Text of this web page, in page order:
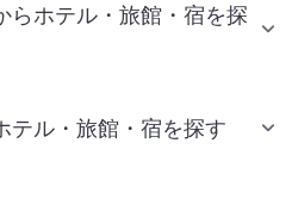
らホテル・旅館・宿を探
テル・旅館・宿を探す